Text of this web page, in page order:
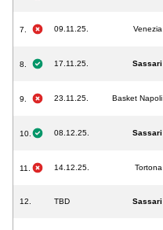
7. 09.11.25. Venezia
8. 17.11.25. Sassari
9. 23.11.25. Basket Napoli
10. 08.12.25. Sassari
11. 14.12.25. Tortona
12. TBD Sassari